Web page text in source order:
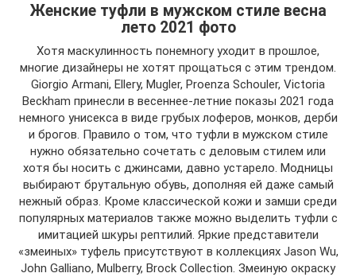
Женские туфли в мужском стиле весна
лето 2021 фото
Хотя маскулинность понемногу уходит в прошлое,
многие дизайнеры не хотят прощаться с этим трендом.
Giorgio Armani, Ellery, Mugler, Proenza Schouler, Victoria
Beckham принесли в весеннее-летние показы 2021 года
немного унисекса в виде грубых лоферов, монков, дерби
и брогов. Правило о том, что туфли в мужском стиле
нужно обязательно сочетать с деловым стилем или
хотя бы носить с джинсами, давно устарело. Модницы
выбирают брутальную обувь, дополняя ей даже самый
нежный образ. Кроме классической кожи и замши среди
популярных материалов также можно выделить туфли с
имитацией шкуры рептилий. Яркие представители
«змеиных» туфель присутствуют в коллекциях Jason Wu,
John Galliano, Mulberry, Brock Collection. Змеиную окраску